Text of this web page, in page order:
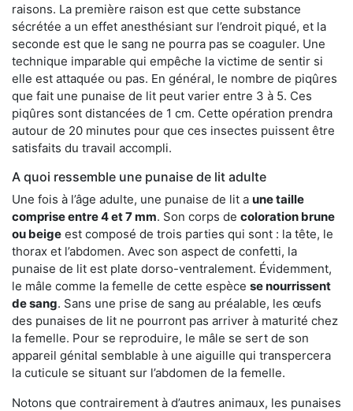
raisons. La première raison est que cette substance
sécrétée a un effet anesthésiant sur l’endroit piqué, et la
seconde est que le sang ne pourra pas se coaguler. Une
technique imparable qui empêche la victime de sentir si
elle est attaquée ou pas. En général, le nombre de piqûres
que fait une punaise de lit peut varier entre 3 à 5. Ces
piqûres sont distancées de 1 cm. Cette opération prendra
autour de 20 minutes pour que ces insectes puissent être
satisfaits du travail accompli.
A quoi ressemble une punaise de lit adulte
Une fois à l’âge adulte, une punaise de lit a une taille
comprise entre 4 et 7 mm. Son corps de coloration brune
ou beige est composé de trois parties qui sont : la tête, le
thorax et l’abdomen. Avec son aspect de confetti, la
punaise de lit est plate dorso-ventralement. Évidemment,
le mâle comme la femelle de cette espèce se nourrissent
de sang. Sans une prise de sang au préalable, les œufs
des punaises de lit ne pourront pas arriver à maturité chez
la femelle. Pour se reproduire, le mâle se sert de son
appareil génital semblable à une aiguille qui transpercera
la cuticule se situant sur l’abdomen de la femelle.
Notons que contrairement à d’autres animaux, les punaises